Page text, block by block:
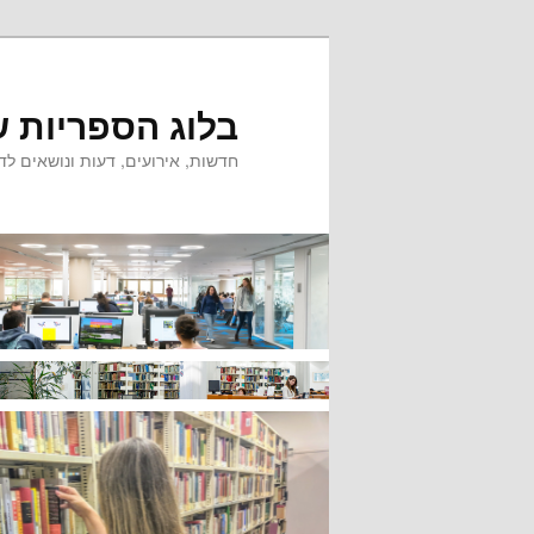
בלוג
חדשות, אירועים, דעות ונושאים